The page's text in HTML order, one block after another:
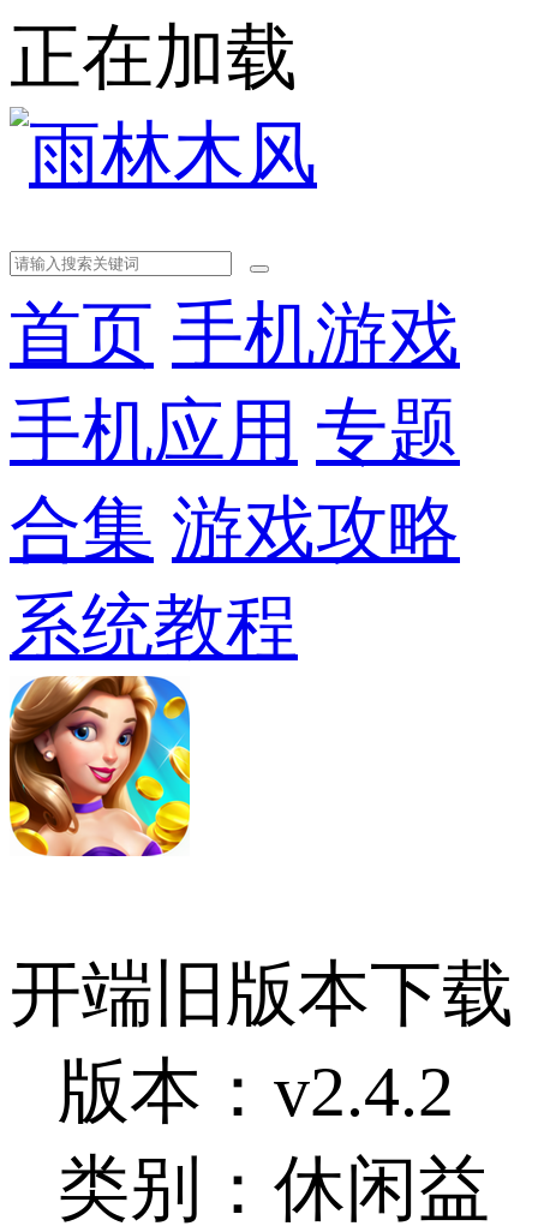
正在加载
首页 手机游戏
手机应用 专题
合集 游戏攻略
系统教程
开端旧版本下载
版本：v2.4.2
类别：休闲益